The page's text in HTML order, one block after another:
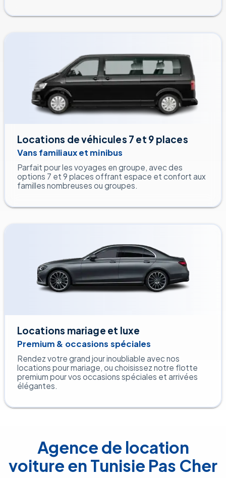
Locations de véhicules 7 et 9 places
Vans familiaux et minibus
Parfait pour les voyages en groupe, avec des
options 7 et 9 places offrant espace et confort aux
familles nombreuses ou groupes.
Locations mariage et luxe
Premium & occasions spéciales
Rendez votre grand jour inoubliable avec nos
locations pour mariage, ou choisissez notre flotte
premium pour vos occasions spéciales et arrivées
élégantes.
Agence de location
voiture en Tunisie Pas Cher